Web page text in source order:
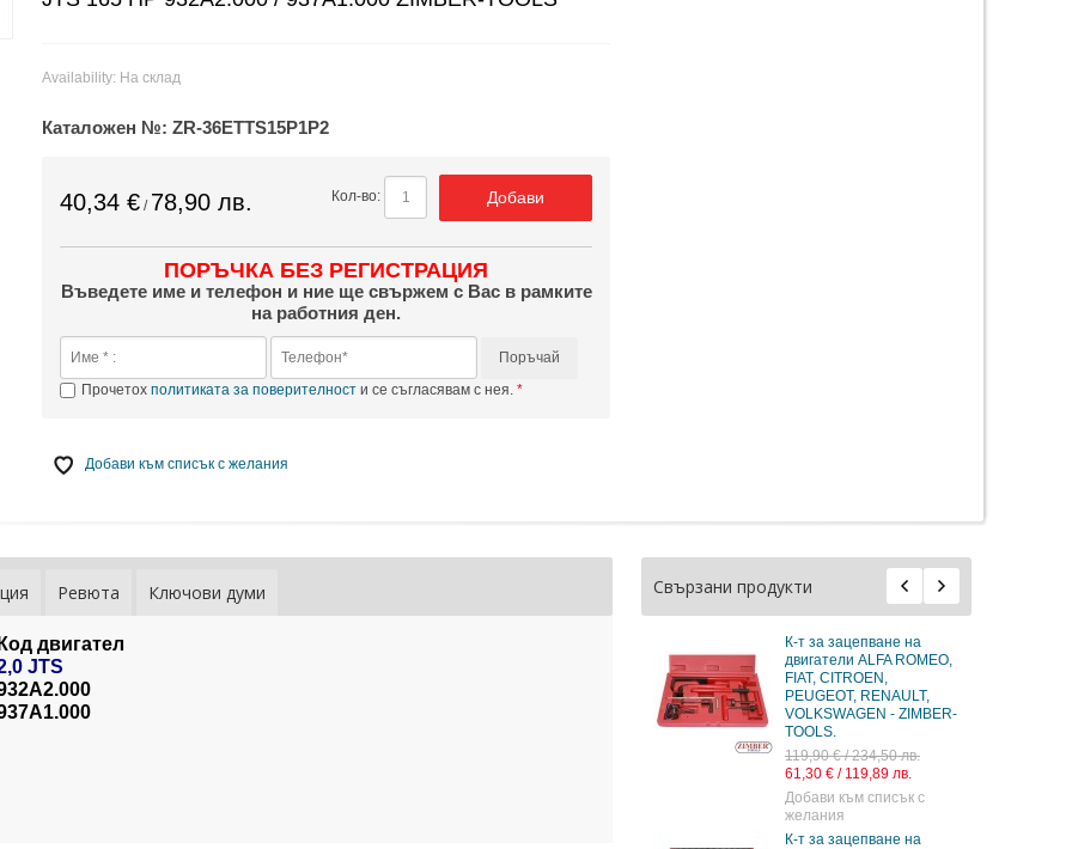
Availability: На склад
Каталожен №:ZR-36ETTS15P1P2
40,34 € / 78,90 лв. Кол-во: Добави
ПОРЪЧКА БЕЗ РЕГИСТРАЦИЯ
Въведете име и телефон и ние ще свържем с Вас в рамките
на работния ден.
Поръчай
Прочетохполитиката за поверителност и се съгласявам с нея.
Добави към списък с желания
Ревюта Ключови думи
двигател
JTS
Свързани продукти
К-т за зацепване на
двигатели ALFA ROMEO,
FIAT, CITROEN,
PEUGEOT, RENAULT,
VOLKSWAGEN - ZIMBER-
TOOLS.
119,90 € / 234,50 лв.
61,30 € / 119,89 лв.
Добави към списък с
желания
К-т за зацепване на